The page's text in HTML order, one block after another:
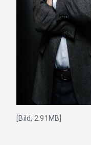
[Bild, 2.91MB]